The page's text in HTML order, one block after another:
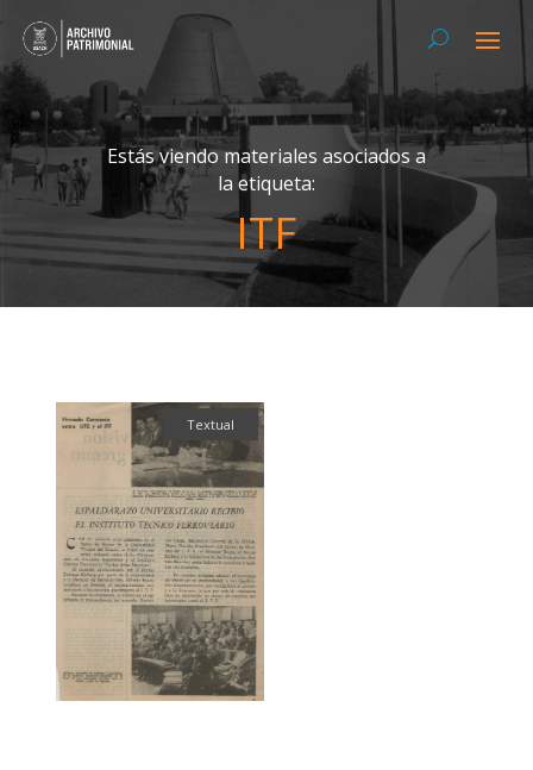
Estás viendo materiales asociados a
la etiqueta:
ITF
Textual